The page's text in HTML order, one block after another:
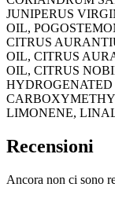
JUNIPERUS
OIL,
CITRUS
OIL, CITRUS
OIL, CITRUS
LIMONENE,
Recensioni
Ancora non ci sono